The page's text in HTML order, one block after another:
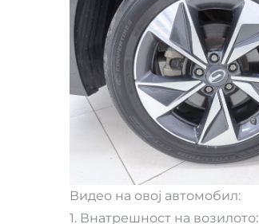
Видео на овој автомобил:
1. Внатрешност на возилото: